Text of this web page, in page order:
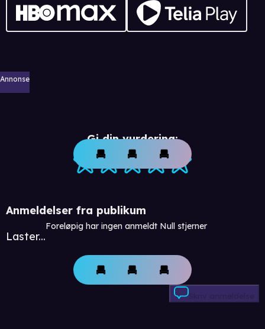
Annonse
Gi din vurdering:
Anmeldelser fra publikum
Laster...
Foreløpig har ingen anmeldt Null stjerner
Skriv anmeldelse